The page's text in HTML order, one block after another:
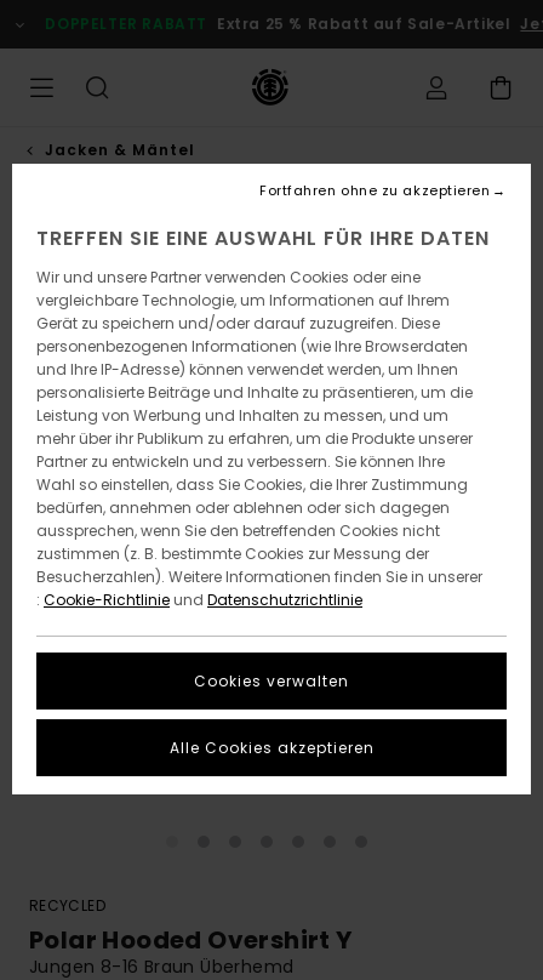
zur
Produktinformation
DOPPELTER RABATT Extra 25 % Rabatt auf Sale-Artikel
Jacken & Mäntel
RECYCLED
Polar Hooded Overshirt Y
Jungen 8-16 Braun Überhemd
TREFFEN SIE EINE AUSWAHL FÜR IHRE DATEN
Wir und unsere Partner verwenden Cookies oder eine
vergleichbare Technologie, um Informationen auf Ihrem
Gerät zu speichern und/oder darauf zuzugreifen. Diese
personenbezogenen Informationen (wie Ihre Browserdaten
und Ihre IP-Adresse) können verwendet werden, um Ihnen
personalisierte Beiträge und Inhalte zu präsentieren, um die
Leistung von Werbung und Inhalten zu messen, und um
mehr über ihr Publikum zu erfahren, um die Produkte unserer
Partner zu entwickeln und zu verbessern. Sie können Ihre
Wahl so einstellen, dass Sie Cookies, die Ihrer Zustimmung
bedürfen, annehmen oder ablehnen oder sich dagegen
aussprechen, wenn Sie den betreffenden Cookies nicht
zustimmen (z. B. bestimmte Cookies zur Messung der
Besucherzahlen). Weitere Informationen finden Sie in unserer
: Cookie-Richtlinieund Datenschutzrichtlinie
Cookies verwalten
Fortfahren ohne zu akzeptieren
Alle Cookies akzeptieren